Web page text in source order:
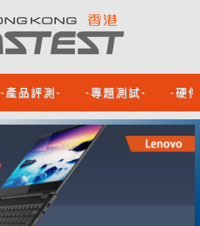
-產品評測- -專題測試- -硬